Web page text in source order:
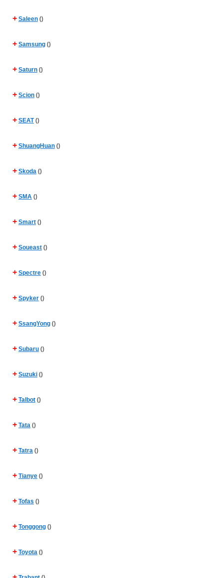
+ Saleen ()
+ Samsung ()
+ Saturn ()
+ Scion ()
+ SEAT()
+ ShuangHuan ()
+ Skoda ()
+ SMA ()
+ Smart ()
+ Soueast ()
+ Spectre ()
+ Spyker ()
+ SsangYong ()
+ Subaru ()
+ Suzuki ()
+ Talbot ()
+ Tata ()
+ Tatra ()
+ Tianye ()
+ Tofas ()
+ Tonggong ()
+ Toyota ()